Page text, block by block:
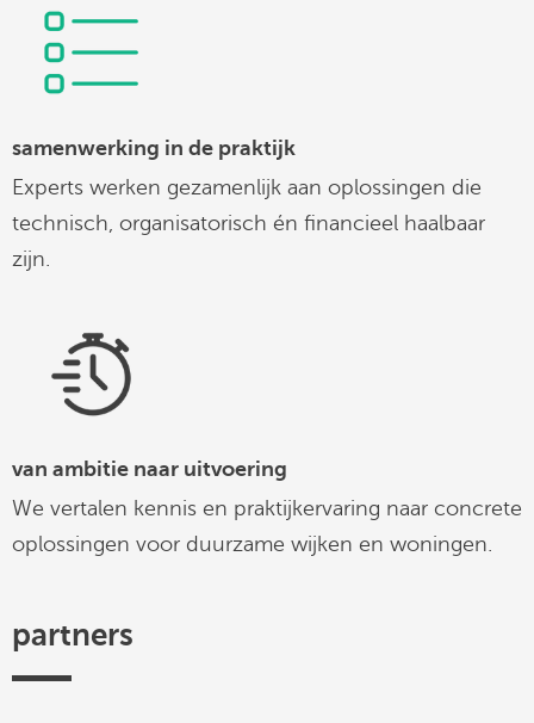
samenwerking in de praktijk
Experts werken gezamenlijk aan oplossingen die
technisch, organisatorisch én financieel haalbaar
zijn.
van ambitie naar uitvoering
We vertalen kennis en praktijkervaring naar concrete
oplossingen voor duurzame wijken en woningen.
partners